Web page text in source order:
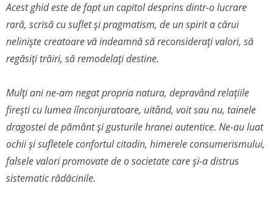
Acest ghid este de fapt un capitol desprins dintr-o lucrare
rară, scrisă cu suflet și pragmatism, de un spirit a cărui
neliniște creatoare vă indeamnă să reconsiderați valori, să
regăsiți trăiri, să remodelați destine.
Mulți ani ne-am negat propria natura, depravând relațiile
firești cu lumea iînconjuratoare, uitând, voit sau nu, tainele
dragostei de pământ și gusturile hranei autentice. Ne-au luat
ochii și sufletele confortul citadin, himerele consumerismului,
falsele valori promovate de o societate care și-a distrus
sistematic rădăcinile.